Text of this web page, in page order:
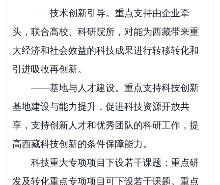
——技术创新引导。 重点支持由企业牵
头，联合高校、科研院所，对能为西藏带来重
大经济和社会效益的科技成果进行转移转化和
引进吸收再创新。
——基地与人才建设。 重点支持科技创新
基地建设与能力提升，促进科技资源开放共
享，支持创新人才和优秀团队的科研工作，提
高西藏科技创新的条件保障能力。
科技重大专项项目下设若干课题；重点研
发及转化重点专项项目可下设若干课题。重点